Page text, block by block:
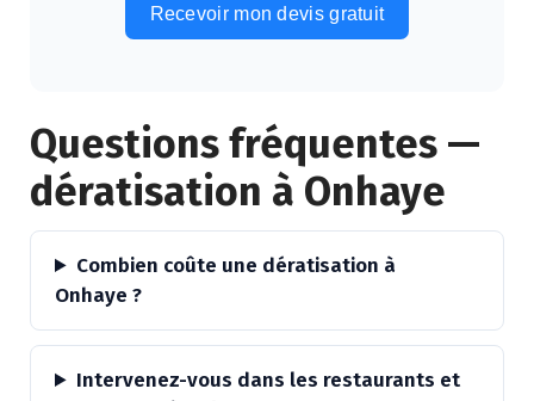
Recevoir mon devis gratuit
Questions fréquentes —
dératisation à Onhaye
Combien coûte une dératisation à
Onhaye ?
Intervenez-vous dans les restaurants et